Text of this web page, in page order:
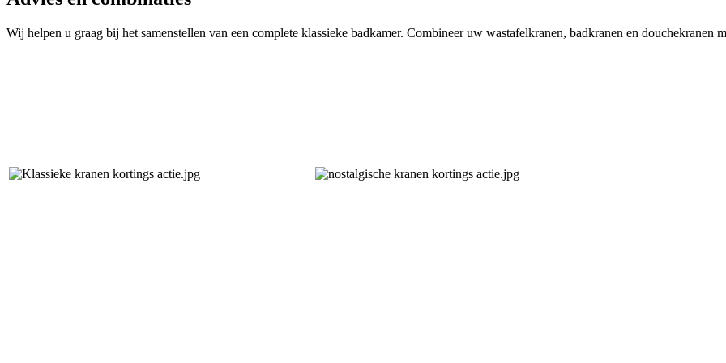
Wij helpen u graag bij het samenstellen van een complete klassieke badkamer. Combineer uw wastafelkranen, badkranen en douchekranen